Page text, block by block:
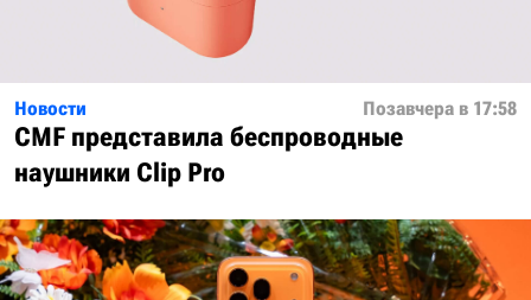
Новости Позавчера в 17:58
CMF представила беспроводные
наушники Clip Pro